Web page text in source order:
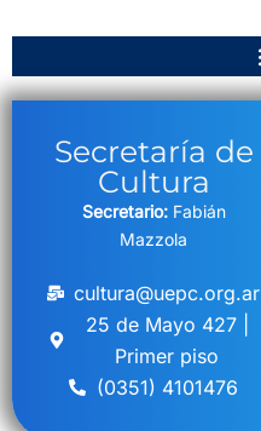
Secretaría de
Cultura
Secretario:Fabián
Mazzola
cultura@uepc.org.ar
25 de Mayo 427 |
Primer piso
(0351) 4101476